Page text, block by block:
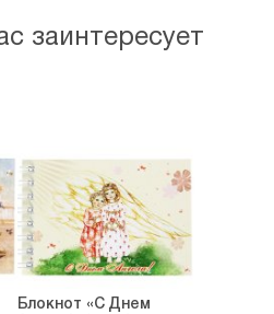
заинтересует
Блокнот «С Днем